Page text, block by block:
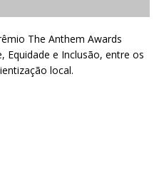
The Anthem Awards
Equidade e Inclusão, entre os
local.